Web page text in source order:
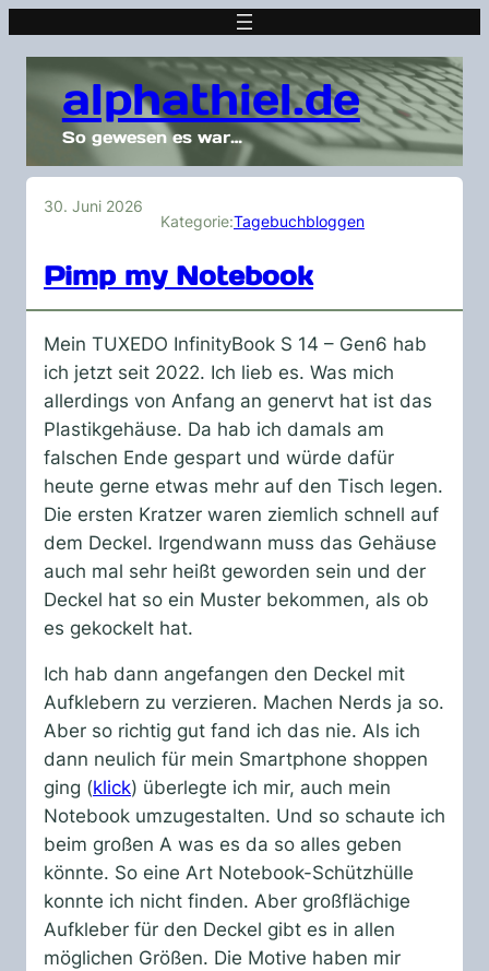
alphathiel.de
So gewesen es war…
30. Juni 2026
Kategorie:Tagebuchbloggen
Pimp my Notebook
Mein TUXEDO InfinityBook S 14 – Gen6 hab
ich jetzt seit 2022. Ich lieb es. Was mich
allerdings von Anfang an genervt hat ist das
Plastikgehäuse. Da hab ich damals am
falschen Ende gespart und würde dafür
heute gerne etwas mehr auf den Tisch legen.
Die ersten Kratzer waren ziemlich schnell auf
dem Deckel. Irgendwann muss das Gehäuse
auch mal sehr heißt geworden sein und der
Deckel hat so ein Muster bekommen, als ob
es gekockelt hat.
Ich hab dann angefangen den Deckel mit
Aufklebern zu verzieren. Machen Nerds ja so.
Aber so richtig gut fand ich das nie. Als ich
dann neulich für mein Smartphone shoppen
ging (klick) überlegte ich mir, auch mein
Notebook umzugestalten. Und so schaute ich
beim großen A was es da so alles geben
könnte. So eine Art Notebook-Schützhülle
konnte ich nicht finden. Aber großflächige
Aufkleber für den Deckel gibt es in allen
möglichen Größen. Die Motive haben mir